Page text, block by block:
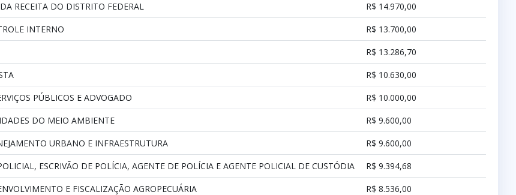
RECEITA DO DISTRITO FEDERAL
R$ 14.970,00
INTERNO
R$ 13.700,00
R$ 13.286,70
R$ 10.630,00
PÚBLICOS E ADVOGADO
R$ 10.000,00
DO MEIO AMBIENTE
R$ 9.600,00
URBANO E INFRAESTRUTURA
R$ 9.600,00
ESCRIVÃO DE POLÍCIA, AGENTE DE POLÍCIA E AGENTE POLICIAL DE CUSTÓDIA
R$ 9.394,68
E FISCALIZAÇÃO AGROPECUÁRIA
R$ 8.536,00